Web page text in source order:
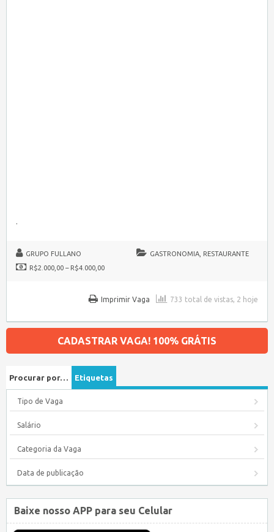
.
GRUPO FULLANO
GASTRONOMIA, RESTAURANTE
R$2.000,00 – R$4.000,00
733 total de vistas, 2 hoje
Imprimir Vaga
CADASTRAR VAGA! 100% GRÁTIS
Procurar por… Etiquetas
Tipo de Vaga
Salário
Categoria da Vaga
Data de publicação
Baixe nosso APP para seu Celular